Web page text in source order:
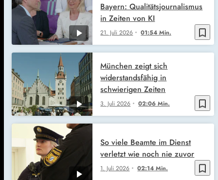
bookmark_border
21. Juli 2026 01:54 Min.
Bayern: Qualitätsjournalismus
in Zeiten von KI
bookmark_border
3. Juli 2026 02:06 Min.
München zeigt sich
widerstandsfähig in
schwierigen Zeiten
bookmark_border
1. Juli 2026 02:14 Min.
So viele Beamte im Dienst
verletzt wie noch nie zuvor